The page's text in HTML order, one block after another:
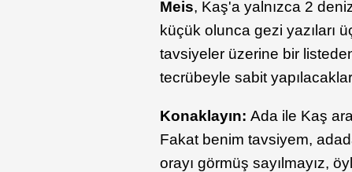
Meis, Kaş'a yalnızca 2
küçük olunca gezi yazıları
tavsiyeler üzerine bir
tecrübeyle sabit
Konaklayın:Ada ile Kaş
Fakat benim tavsiyem,
orayı görmüş sayılmayız,